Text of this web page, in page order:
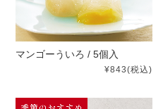
マンゴーういろ / 5個入
¥843(税込)